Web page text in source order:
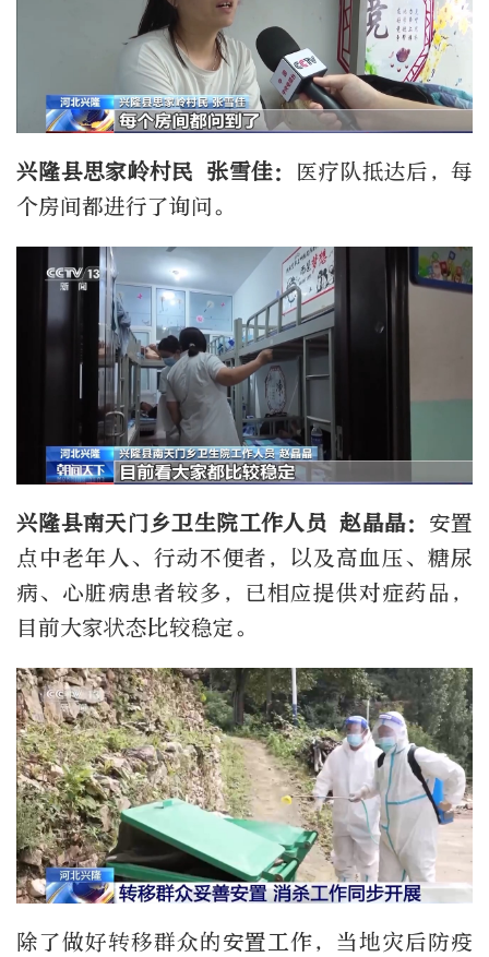
兴隆县思家岭村民 张雪佳：
医疗队抵达后，每
个房间都进行了询问。
兴隆县南天门乡卫生院工作人员 赵晶晶： 安置
点中老年人、行动不便者，以及高血压、糖尿
病、心脏病患者较多，已相应提供对症药品，
目前大家状态比较稳定。
除了做好转移群众的安置工作，当地灾后防疫